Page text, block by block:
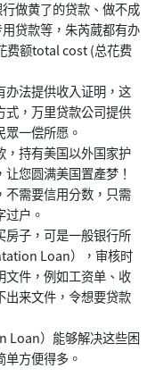
做黄了的贷款、做不成
贷款等，朱芮葳都有办
费额total cost (总花费
办法提供收入证明，这
式，万里贷款公司提供
一偿所愿。
，持有美国以外国家护
您圆满美国置產梦！
不需要信用分数，只需
户。
房子，可是一般银行所
Loan），审核时
文件，例如工资单、收
出来文件，令想要贷款
Loan）能够解决这些困
方便得多。